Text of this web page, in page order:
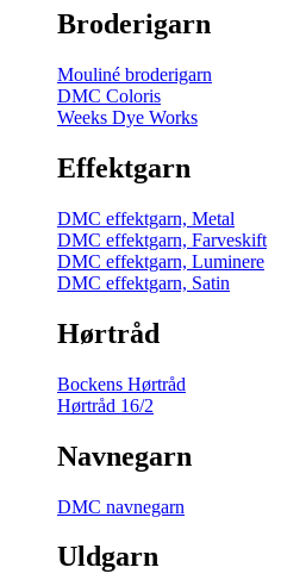
Broderigarn
Mouliné broderigarn
DMC Coloris
Weeks Dye Works
Effektgarn
DMC effektgarn, Metal
DMC effektgarn, Farveskift
DMC effektgarn, Luminere
DMC effektgarn, Satin
Hørtråd
Bockens Hørtråd
Hørtråd 16/2
Navnegarn
DMC navnegarn
Uldgarn